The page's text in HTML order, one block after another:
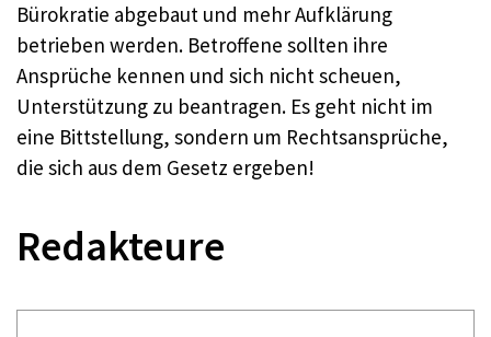
Bürokratie abgebaut und mehr Aufklärung
betrieben werden. Betroffene sollten ihre
Ansprüche kennen und sich nicht scheuen,
Unterstützung zu beantragen. Es geht nicht im
eine Bittstellung, sondern um Rechtsansprüche,
die sich aus dem Gesetz ergeben!
Redakteure